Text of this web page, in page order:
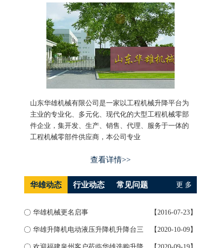
山东华雄机械有限公司是一家以工程机械升降平台为
主业的专业化、多元化、现代化的大型工程机械零部
件企业，集开发、生产、销售、代理、服务于一体的
工程机械零部件供应商，本公司专业
查看详情>>
更 多
华雄动态 行业动态 常见问题
【2016-07-23】
华雄机械更名启事
【2020-10-09】
华雄升降机电动液压升降机升降台三